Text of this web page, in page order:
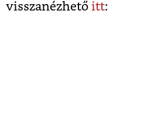
visszanézhető itt: